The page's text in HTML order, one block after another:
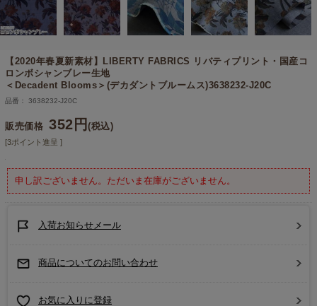
【2020年春夏新素材】 LIBERTY FABRICS リバティプリント・国産コ
ロンボシャンブレー生地
＜Decadent Blooms＞(デカダントブルームス)3638232-J20C
品番： 3638232-J20C
販売価格 352円(税込)
[3ポイント進呈 ]
申し訳ございません。ただいま在庫がございません。
入荷お知らせメール
商品についてのお問い合わせ
お気に入りに登録